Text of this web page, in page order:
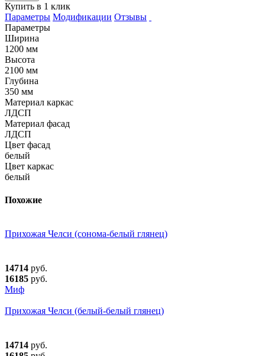
Купить в 1 клик
Параметры Модификации Отзывы
Параметры
Ширина
1200 мм
Высота
2100 мм
Глубина
350 мм
Материал каркас
ЛДСП
Материал фасад
ЛДСП
Цвет фасад
белый
Цвет каркас
белый
Похожие
Прихожая Челси (сонома-белый глянец)
14714 руб.
16185 руб.
Миф
Прихожая Челси (белый-белый глянец)
14714 руб.